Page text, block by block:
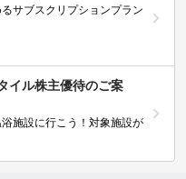
サブスクリプションプラン
イル株主優待のご案
施設に行こう！対象施設が